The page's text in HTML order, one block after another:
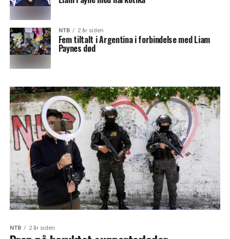
NTB 2 år siden
Fem tiltalt i Argentina i forbindelse med Liam
Paynes død
NTB 2 år siden